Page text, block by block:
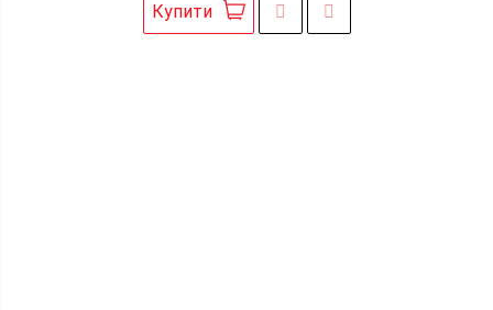
Купити